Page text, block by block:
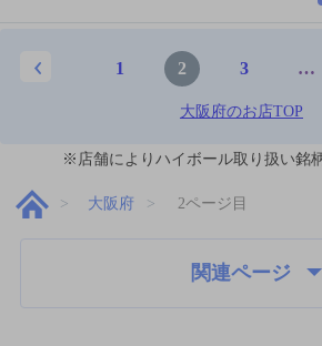
1 2 3 …
大阪府のお店TOP
※店舗によりハイボール取り扱い銘
大阪府 2ページ目
関連ページ